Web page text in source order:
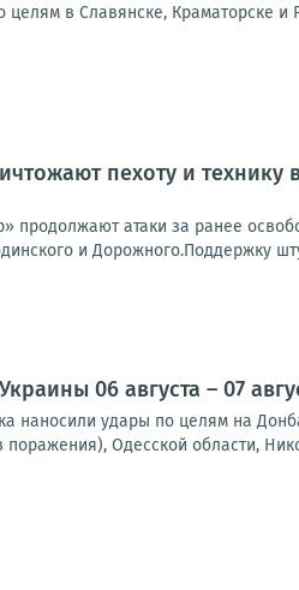
в Славянске, Краматорске и
пехоту и технику
продолжают атаки за ранее
и Дорожного.Поддержку
06 августа – 07
наносили удары по целям на
поражения), Одесской области,